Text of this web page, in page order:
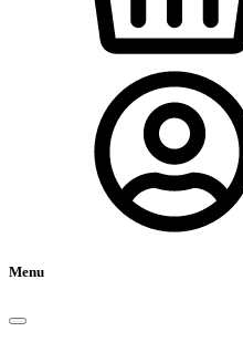
Menu